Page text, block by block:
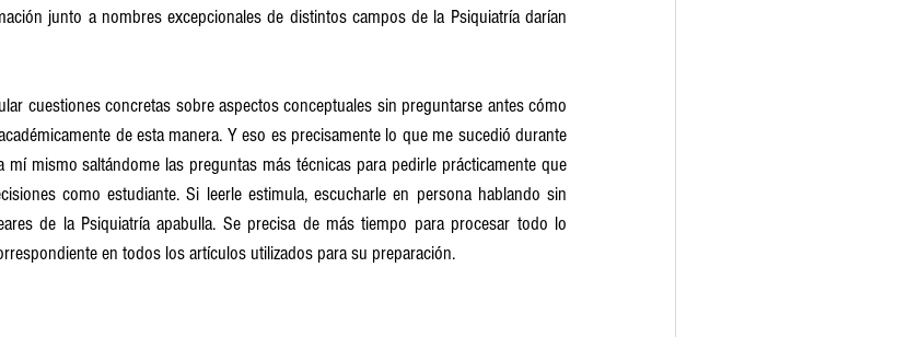
junto a nombres excepcionales de distintos campos de la Psiquiatría darían
cuestiones concretas sobre aspectos conceptuales sin preguntarse antes cómo
de esta manera. Y eso es precisamente lo que me sucedió durante
mismo saltándome las preguntas más técnicas para pedirle prácticamente que
como estudiante. Si leerle estimula, escucharle en persona hablando sin
de la Psiquiatría apabulla. Se precisa de más tiempo para procesar todo lo
en todos los artículos utilizados para su preparación.